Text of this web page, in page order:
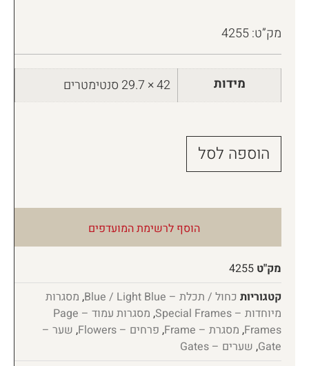
מק”ט: 4255
מידות 42 × 29.7 סנטימטרים
הוספה לסל
הוסף לרשימת המועדפים
מק"ט 4255
קטגוריות כחול / תכלת – Blue / Light Blue , מסגרות
מיוחדות – Special Frames
,
מסגרות עמוד – Page
Frames
, מסגרת – Frame , פרחים – Flowers , שער –
Gate
, שערים – Gates